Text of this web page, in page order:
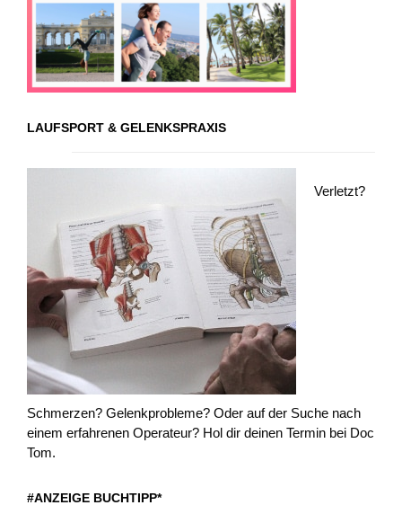
LAUFSPORT & GELENKSPRAXIS
Verletzt?
Schmerzen? Gelenkprobleme? Oder auf der Suche nach
einem erfahrenen Operateur? Hol dir deinen Termin bei Doc
Tom.
#ANZEIGE BUCHTIPP*